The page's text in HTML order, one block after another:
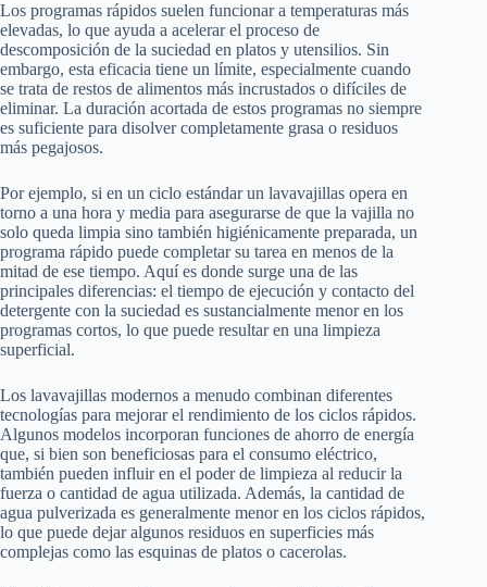
Los programas rápidos suelen funcionar a temperaturas más
elevadas, lo que ayuda a acelerar el proceso de
descomposición de la suciedad en platos y utensilios. Sin
embargo, esta eficacia tiene un límite, especialmente cuando
se trata de restos de alimentos más incrustados o difíciles de
eliminar. La duración acortada de estos programas no siempre
es suficiente para disolver completamente grasa o residuos
más pegajosos.
Por ejemplo, si en un ciclo estándar un lavavajillas opera en
torno a una hora y media para asegurarse de que la vajilla no
solo queda limpia sino también higiénicamente preparada, un
programa rápido puede completar su tarea en menos de la
mitad de ese tiempo. Aquí es donde surge una de las
principales diferencias: el tiempo de ejecución y contacto del
detergente con la suciedad es sustancialmente menor en los
programas cortos, lo que puede resultar en una limpieza
superficial.
Los lavavajillas modernos a menudo combinan diferentes
tecnologías para mejorar el rendimiento de los ciclos rápidos.
Algunos modelos incorporan funciones de ahorro de energía
que, si bien son beneficiosas para el consumo eléctrico,
también pueden influir en el poder de limpieza al reducir la
fuerza o cantidad de agua utilizada. Además, la cantidad de
agua pulverizada es generalmente menor en los ciclos rápidos,
lo que puede dejar algunos residuos en superficies más
complejas como las esquinas de platos o cacerolas.